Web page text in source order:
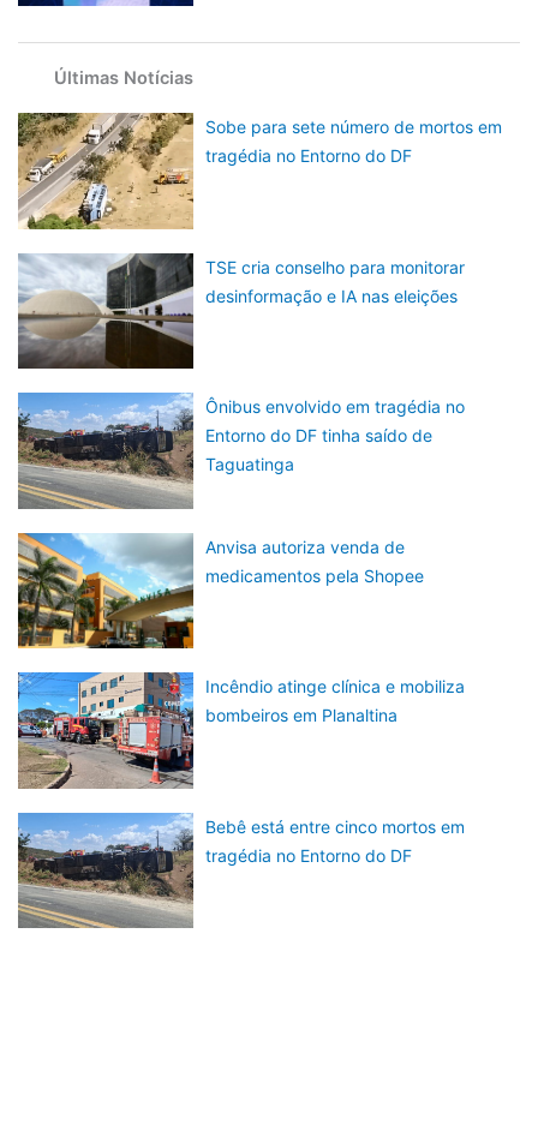
Últimas Notícias
Sobe para sete número de mortos em
tragédia no Entorno do DF
TSE cria conselho para monitorar
desinformação e IA nas eleições
Ônibus envolvido em tragédia no
Entorno do DF tinha saído de
Taguatinga
Anvisa autoriza venda de
medicamentos pela Shopee
Incêndio atinge clínica e mobiliza
bombeiros em Planaltina
Bebê está entre cinco mortos em
tragédia no Entorno do DF